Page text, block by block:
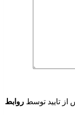
تایید توسط روابط